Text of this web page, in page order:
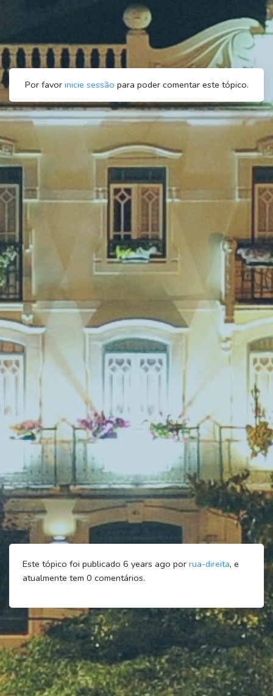
Por favor inicie sessão para poder comentar este tópico.
Este tópico foi publicado 6 years ago por rua-direita, e
atualmente tem 0 comentários.